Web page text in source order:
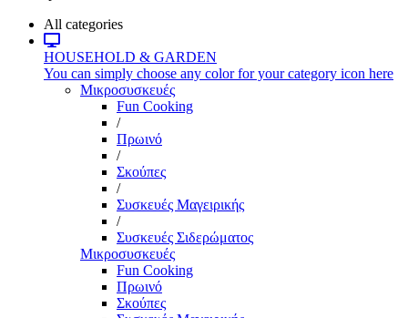
All categories
HOUSEHOLD & GARDEN
You can simply choose any color for your category icon here
Μικροσυσκευές
Fun Cooking
/
Πρωινό
/
Σκούπες
/
Συσκευές Μαγειρικής
/
Συσκευές Σιδερώματος
Μικροσυσκευές
Fun Cooking
Πρωινό
Σκούπες